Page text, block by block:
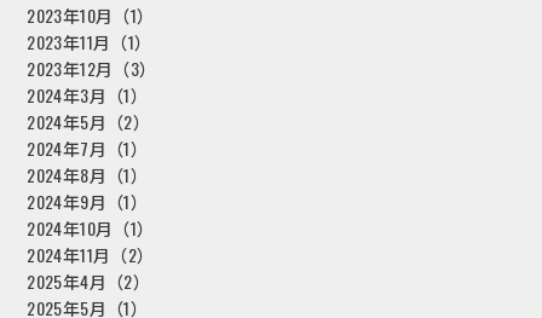
2023年10月（1）
2023年11月（1）
2023年12月（3）
2024年3月（1）
2024年5月（2）
2024年7月（1）
2024年8月（1）
2024年9月（1）
2024年10月（1）
2024年11月（2）
2025年4月（2）
2025年5月（1）